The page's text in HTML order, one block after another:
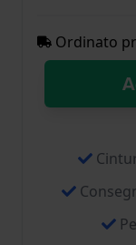
Ordinato